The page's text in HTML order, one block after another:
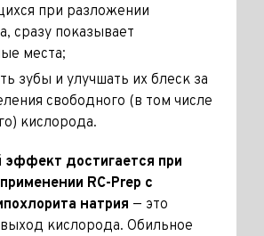
при разложении
сразу показывает
места;
зубы и улучшать их блеск за
свободного (в том числе
кислорода.
эффект достигается при
RC-Prep с
натрия — это
кислорода. Обильное